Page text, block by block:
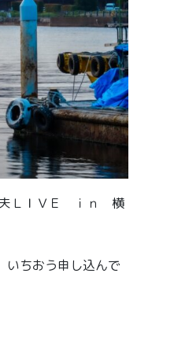
夫ＬＩＶＥ ｉｎ 横
いちおう申し込んで